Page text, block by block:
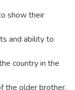
show their
and ability to
country in the
the older brother,